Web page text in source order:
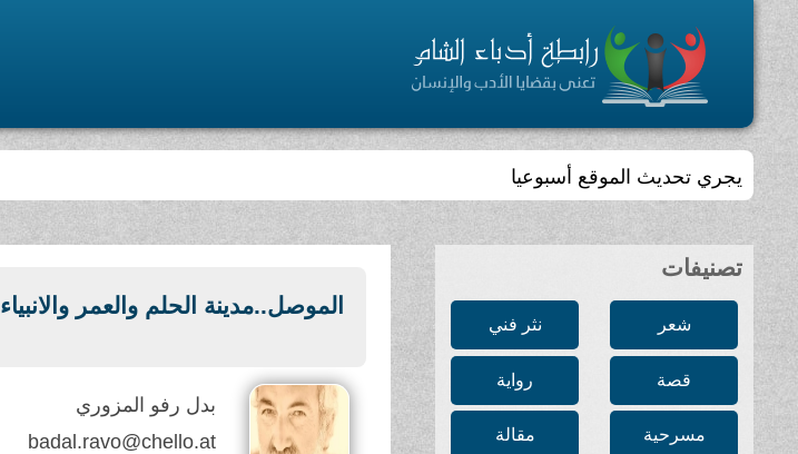
يجري تحديث الموقع أسبوعيا
تصنيفات
شعر نثر فني
قصة رواية
مسرحية مقالة
الموصل..مدينة الحلم والعمر والانبياء
بدل رفو المزوري
badal.ravo@chello.at